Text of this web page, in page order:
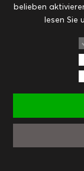
Rezepte
Suppen,
FACEBOOK
belieben
lesen Sie